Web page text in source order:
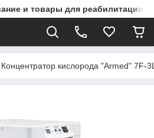
и товары для реабилитации
Концентратор кислорода "Armed" 7F-